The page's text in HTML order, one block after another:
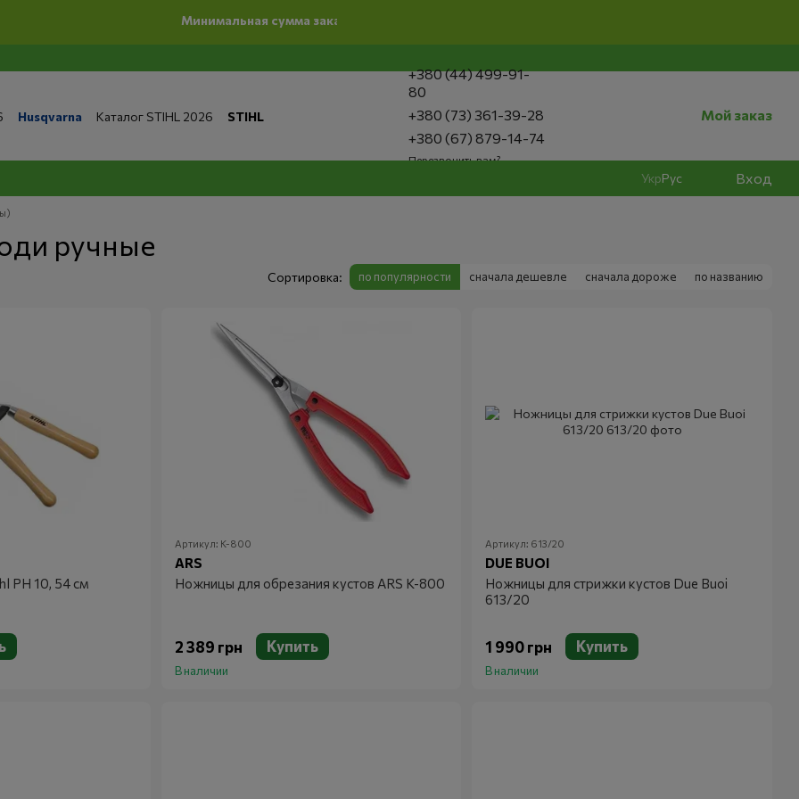
Минимальная сумма заказ на сайте 500 грн
Husqvarna Каталог STIHL 2026
STIHL
+380 (44) 499-91-
80
+380 (73) 361-39-28
+380 (67) 879-14-74
Перезвонить вам?
Мой заказ
УкрРус Вход
ручные
Сортировка: по популярности сначала дешевле сначала дороже по названию
PH 10, 54 см
Артикул: K-800
ARS
Ножницы для обрезания кустов ARS K-800
2 389 грн Купить
В наличии
Артикул: 613/20
DUE BUOI
Ножницы для стрижки кустов Due Buoi
613/20
1 990 грн Купить
В наличии